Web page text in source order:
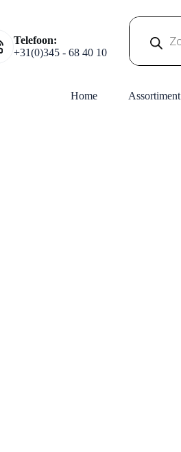
Telefoon:
+31(0)345 - 68 40 10
zoeken
Home Assortiment